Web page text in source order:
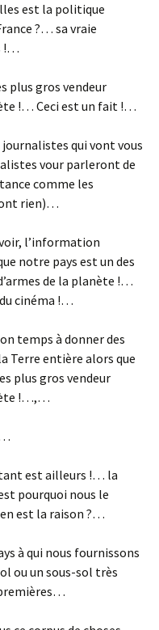
est la politique
?… sa vraie
!…
plus gros vendeur
!… Ceci est un fait !…
qui vont vous
vour parleront de
comme les
rien)…
l’information
notre pays est un des
de la planète !…
cinéma !…
temps à donner des
Terre entière alors que
plus gros vendeur
!…,…
est ailleurs !… la
pourquoi nous le
est la raison ?…
à qui nous fournissons
ou un sous-sol très